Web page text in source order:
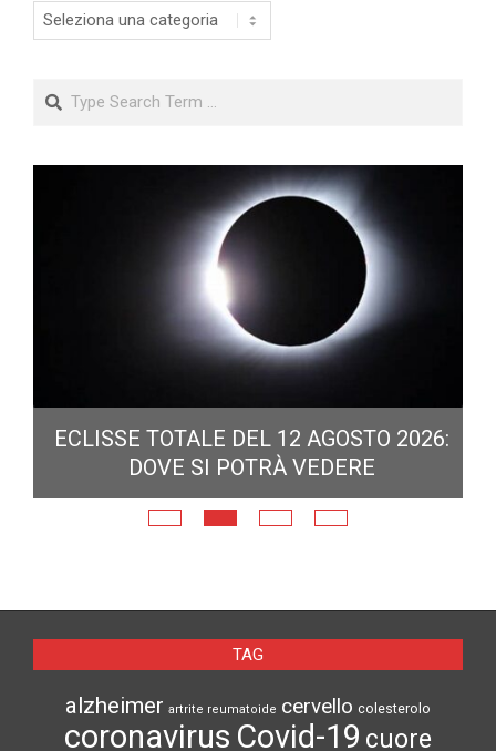
Categorie
Search
ECLISSE TOTALE DEL 12 AGOSTO 2026:
DOVE SI POTRÀ VEDERE
TAG
alzheimer artrite reumatoide cervello colesterolo
coronavirus Covid-19 cuore